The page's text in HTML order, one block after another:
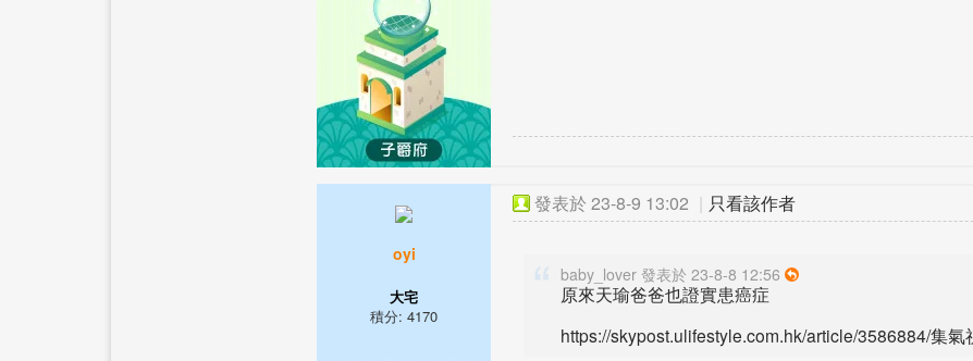
oyi
大宅
積分: 4170
發表於 23-8-9 13:02 | 只看該作者
baby_lover 發表於 23-8-8 12:56
原來天瑜爸爸也證實患癌症
https://skypost.ulifestyle.com.hk/article/3586884/集氣